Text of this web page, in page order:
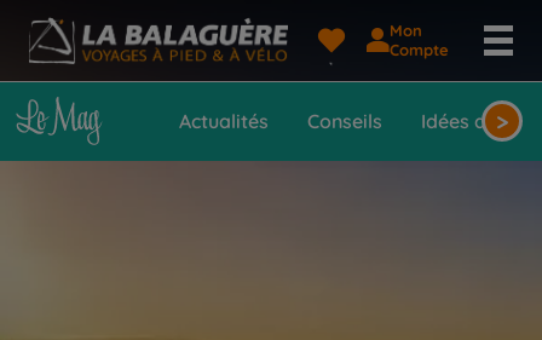
Mon
Compte
Actualités Conseils Idées de>